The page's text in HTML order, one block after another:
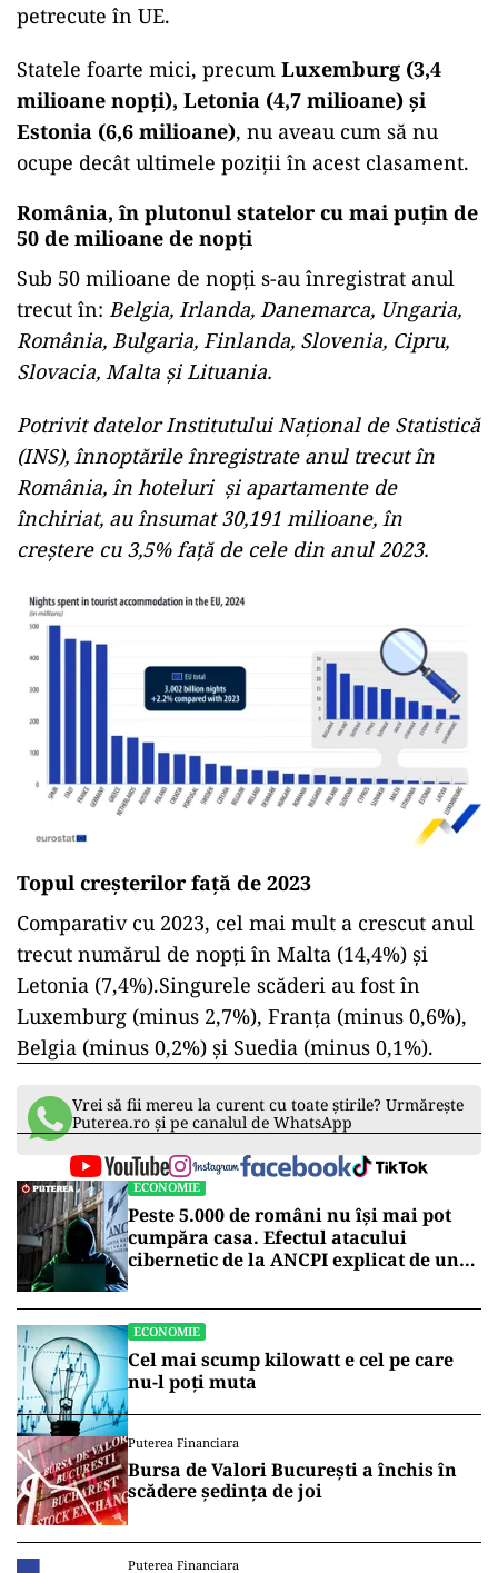
petrecute în UE.
ad
milioane nopţi), Letonia (4,7 milioane) şi
Estonia (6,6 milioane), nu aveau cum să nu
ocupe decât ultimele poziţii în acest clasament.
România, în plutonul statelor cu mai puţin de
50 de milioane de nopţi
Sub 50 milioane de nopţi s-au înregistrat anul
trecut în: Belgia, Irlanda, Danemarca, Ungaria,
România, Bulgaria, Finlanda, Slovenia, Cipru,
Slovacia, Malta şi Lituania.
Potrivit datelor Institutului Naţional de Statistică
(INS), înnoptările înregistrate anul trecut în
România, în hoteluri şi apartamente de
închiriat, au însumat 30,191 milioane, în
creştere cu 3,5% faţă de cele din anul 2023.
Topul creşterilor faţă de 2023
Comparativ cu 2023, cel mai mult a crescut anul
trecut numărul de nopţi în Malta (14,4%) şi
Letonia (7,4%).Singurele scăderi au fost în
Luxemburg (minus 2,7%), Franţa (minus 0,6%),
Belgia (minus 0,2%) şi Suedia (minus 0,1%).
Vrei să fii mereu la curent cu toate știrile? Urmărește
Puterea.ro și pe canalul de WhatsApp
Peste 5.000 de români nu își mai pot
cumpăra casa. Efectul atacului